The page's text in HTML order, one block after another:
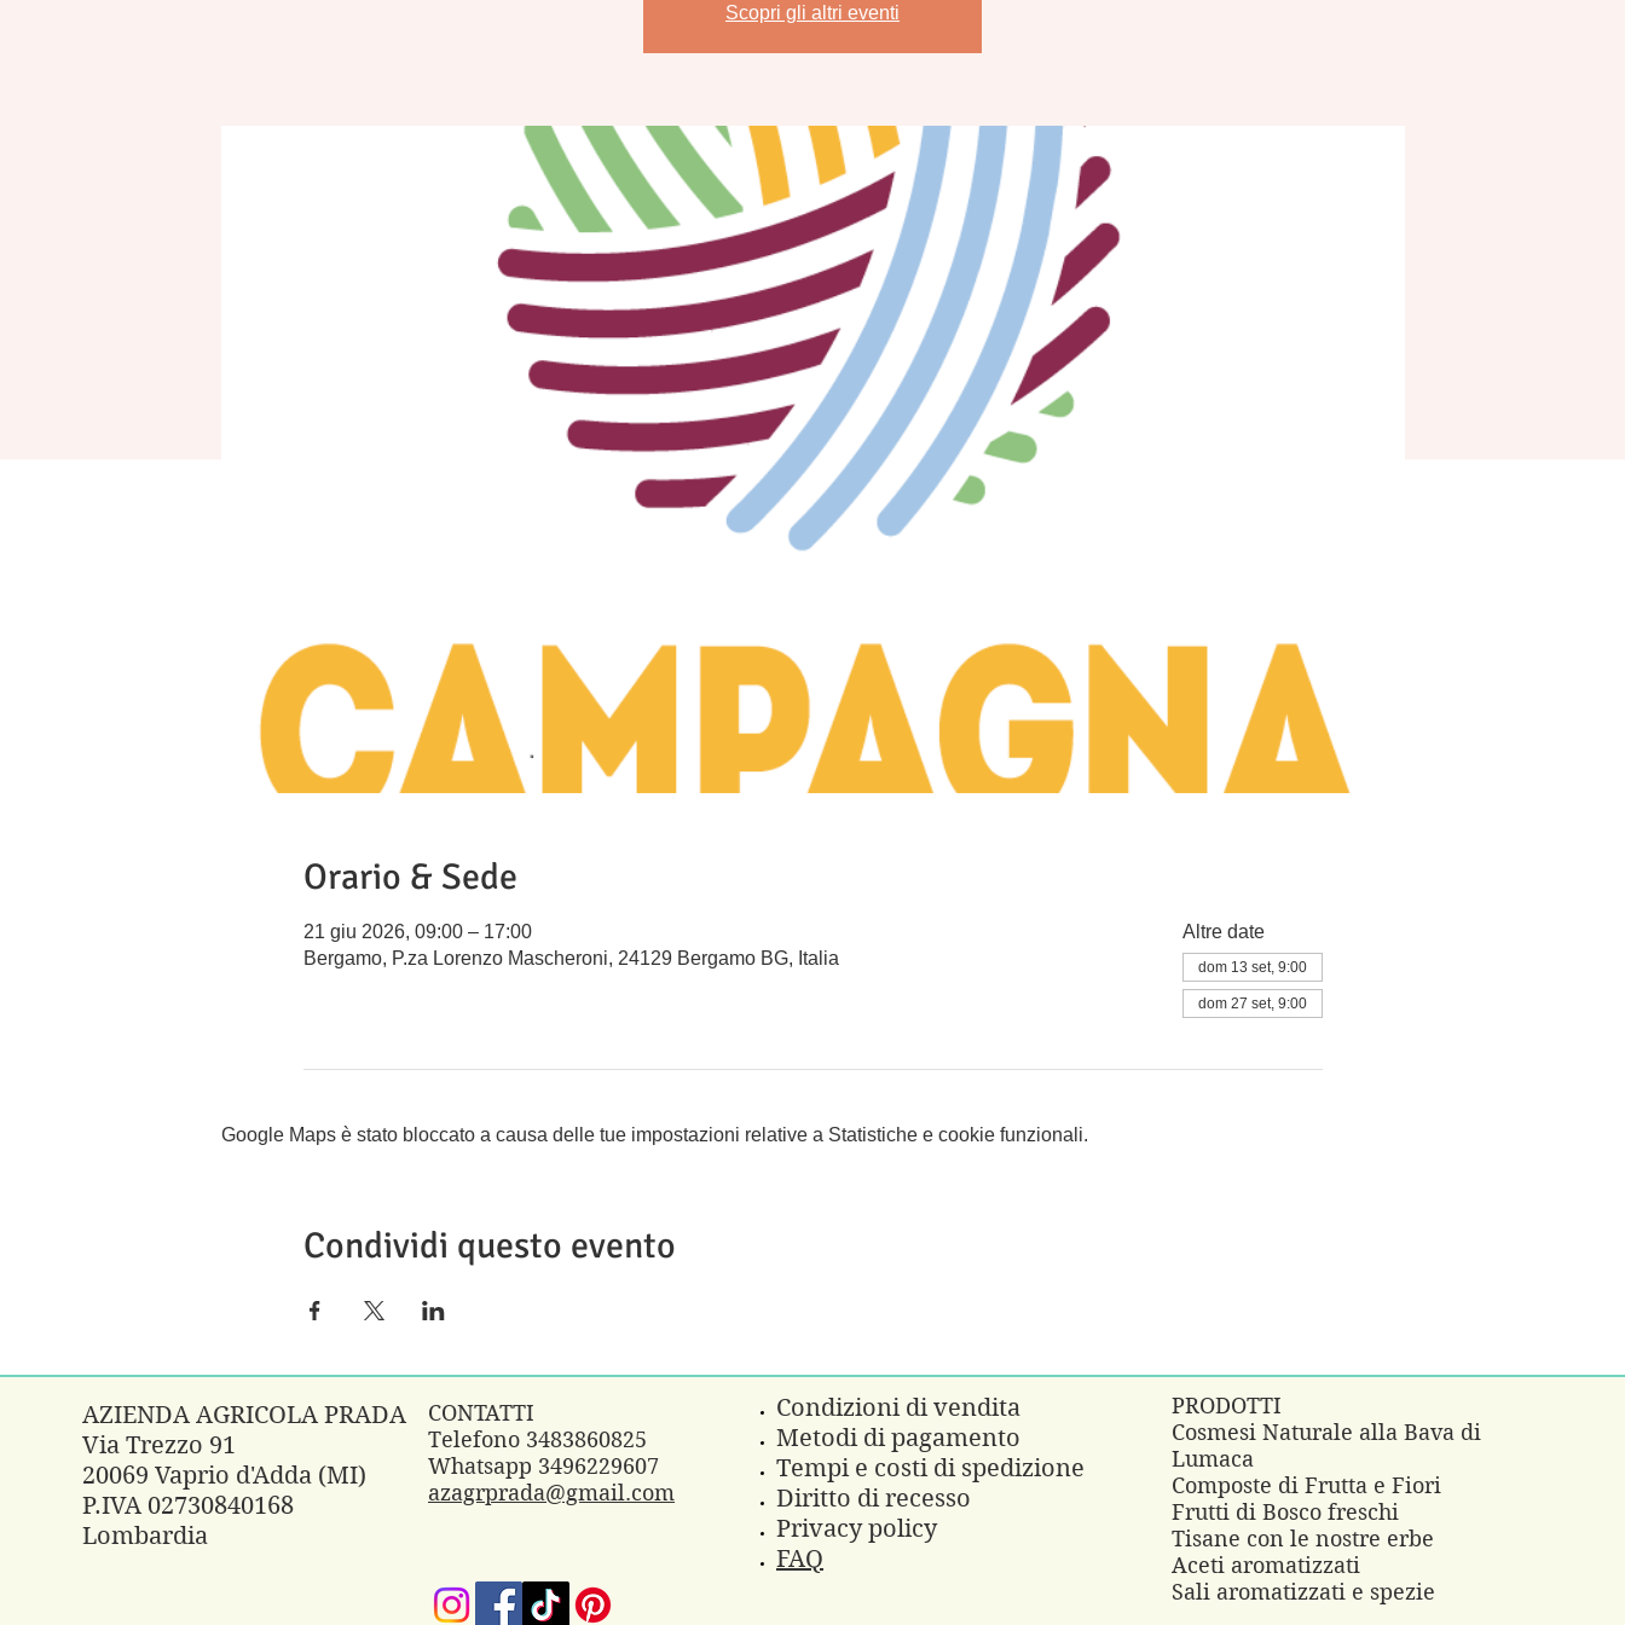
Scopri gli altri eventi
Orario & Sede
21 giu 2026, 09:00 – 17:00
Bergamo, P.za Lorenzo Mascheroni, 24129 Bergamo BG, Italia
Altre date
dom 13 set, 9:00
dom 27 set, 9:00
Google Maps è stato bloccato a causa delle tue impostazioni relative a Statistiche e cookie funzionali.
Condividi questo evento
AZIENDA AGRICOLA PRADA
Via Trezzo 91
20069 Vaprio d'Adda (MI)
P.IVA 02730840168
Lombardia
CONTATTI
Telefono 3483860825
Whatsapp 3496229607
azagrprada@gmail.com
Condizioni di vendita
Metodi di pagamento
Tempi e costi di spedizione
Diritto di recesso
Privacy policy
FAQ
PRODOTTI
Cosmesi Naturale alla Bava di
Lumaca
Composte di Frutta e Fiori
Frutti di Bosco freschi
Tisane con le nostre erbe
Aceti aromatizzati
Sali aromatizzati e spezie